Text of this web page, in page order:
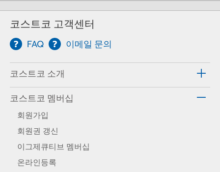
코스트코 고객센터
FAQ 이메일 문의
코스트코 소개
코스트코 멤버십
회원가입
회원권 갱신
이그제큐티브 멤버십
온라인등록